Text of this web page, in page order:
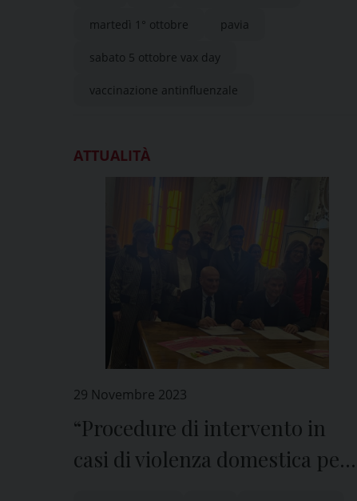
martedì 1° ottobre pavia
sabato 5 ottobre vax day
vaccinazione antinfluenzale
ATTUALITÀ
29 Novembre 2023
“Procedure di intervento in
casi di violenza domestica per